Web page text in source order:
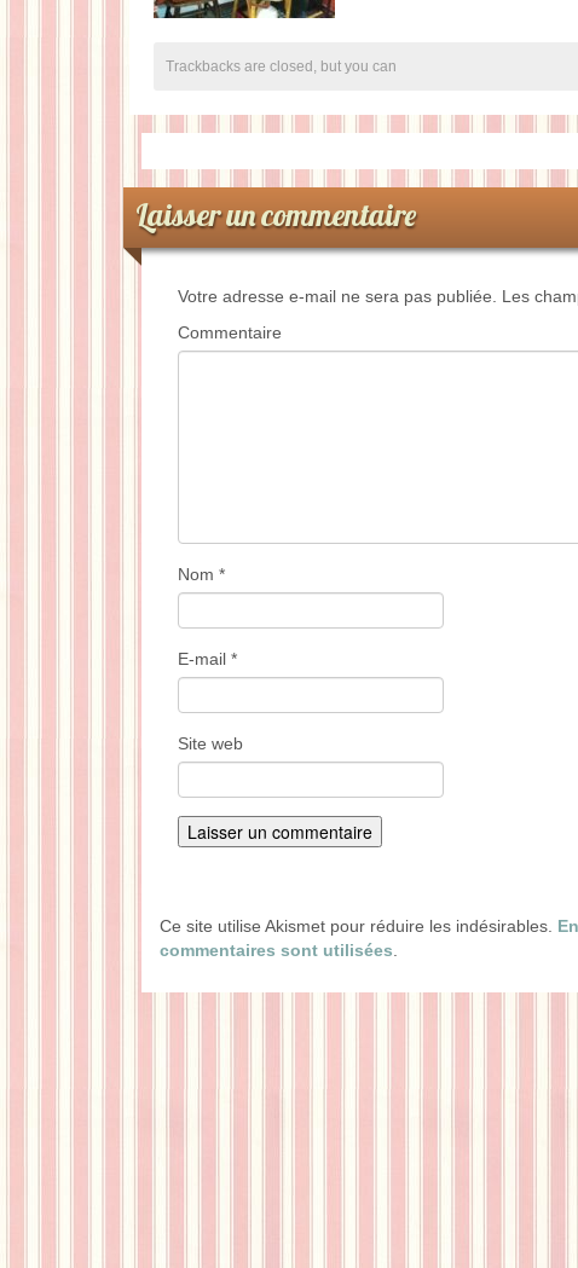
Trackbacks are closed, but you can
Laisser un commentaire
Votre adresse e-mail ne sera pas publiée. Les
Commentaire
Nom *
E-mail *
Site web
Ce site utilise Akismet pour réduire les indésirables.
commentaires sont utilisées